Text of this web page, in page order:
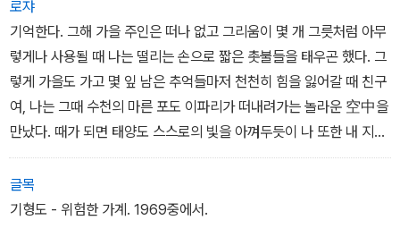
>에 수록된 순서 그대로 맨 앞에, <사랑을 잃고 나는 쓰네>에 수록된
시와 새로 찾아낸 20편의 미발표 시를 창작 연도순으로 그 뒤에 배치
했다. 소설은 단편과 콩트순으로, 산문은 여행기·일기·당선소감·시작
메모·작가의 말·서평순으로, 그리고 책의 맨 뒤에는 자료로서 연보, 발
표 시의 연도 및 출전, 미발표 시 창작 연도, 시인에 관한 글과 시인을
모티프로 삼은 시의 목록을 실었다.
나는 분명 감동적인 충고를 늘어놓을 저 자를 눕혀두고
여느 때와 다를 바 없는 저녁의 거리로 나간다
휴일의 행인들은 하나같이 곧 울음을 터뜨릴 것만 같다
그러면 종종 묻고 싶어진다, 내 무시무시한 생애는 얼마나 매력적인
김광석, <미처 다 하지 못한>, 예담
로쟈
기억한다. 그해 가을 주인은 떠나 없고 그리움이 몇 개 그릇처럼 아무
렇게나 사용될 때 나는 떨리는 손으로 짧은 촛불들을 태우곤 했다. 그
렇게 가을도 가고 몇 잎 남은 추억들마저 천천히 힘을 잃어갈 때 친구
여, 나는 그때 수천의 마른 포도 이파리가 떠내려가는 놀라운 空中을
만났다. 때가 되면 태양도 스스로의 빛을 아껴두듯이 나 또한 내 지친
정신을 가을 속에서 동그랗게 보호하기 시작했으니 나와 죽음은 서로
를 지배하는 각자의 꿈이 되었네. 그러나 나는 끝끝내 포도밭을 떠나
지 못했다. (｢포도밭 묘지․1｣)
글목
기형도 - 위험한 가계. 1969중에서.